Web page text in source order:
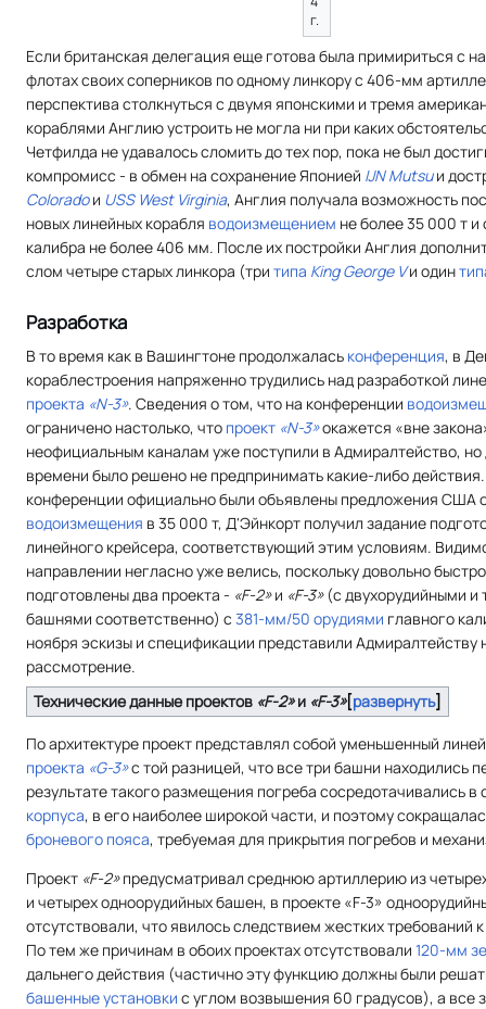
г.
Если британская делегация еще готова была примириться с
флотах своих соперников по одному линкору с 406-мм
перспектива столкнуться с двумя японскими и тремя
кораблями Англию устроить не могла ни при каких
Четфилда не удавалось сломить до тех пор, пока не был
компромисс - в обмен на сохранение Японией IJN Mutsuи
Coloradoи USS West Virginia, Англия получала возможность
новых линейных корабля водоизмещением не более 35 000 т и
калибра не более 406 мм. После их постройки Англия
слом четыре старых линкора (три типа King George Vи один
Разработка
В то время как в Вашингтоне продолжалась конференция, в
кораблестроения напряженно трудились над разработкой
проекта «N-3». Сведения о том, что на конференции
ограничено настолько, что проект «N-3»окажется «вне
неофициальным каналам уже поступили в Адмиралтейство, но
времени было решено не предпринимать какие-либо
конференции официально были объявлены предложения США
водоизмещения в 35 000 т, Д'Эйнкорт получил задание
линейного крейсера, соответствующий этим условиям.
направлении негласно уже велись, поскольку довольно
подготовлены два проекта - «F-2»и «F-3»(с двухорудийными и
башнями соответственно) с 381-мм/50 орудиями главного
ноября эскизы и спецификации представили Адмиралтейству
рассмотрение.
развернуть
Технические данные проектов «F-2»и «F-3»
По архитектуре проект представлял собой уменьшенный
проекта «G-3»с той разницей, что все три башни находились
результате такого размещения погреба сосредотачивались в
корпуса, в его наиболее широкой части, и поэтому
броневого пояса, требуемая для прикрытия погребов и
Проект «F-2»предусматривал среднюю артиллерию из
и четырех одноорудийных башен, в проекте «F-3»
отсутствовали, что явилось следствием жестких требований
По тем же причинам в обоих проектах отсутствовали 120-мм
дальнего действия (частично эту функцию должны были
башенные установки с углом возвышения 60 градусов), а все